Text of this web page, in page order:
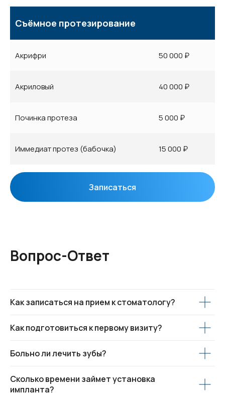
Съёмное протезирование
Акрифри 50 000 ₽
Акриловый 40 000 ₽
Починка протеза 5 000 ₽
Иммедиат протез (бабочка) 15 000 ₽
Записаться
Вопрос-Ответ
Как записаться на прием к стоматологу?
Как подготовиться к первому визиту?
Больно ли лечить зубы?
Сколько времени займет установка
импланта?